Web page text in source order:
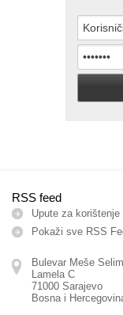
RSS feed
Upute za korištenje
Pokaži sve RSS
Bulevar Meše
Lamela C
71000 Sarajevo
Bosna i